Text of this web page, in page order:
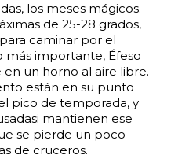
los meses mágicos.
de 25-28 grados,
caminar por el
más importante, Éfeso
un horno al aire libre.
están en su punto
pico de temporada, y
mantienen ese
se pierde un poco
de cruceros.